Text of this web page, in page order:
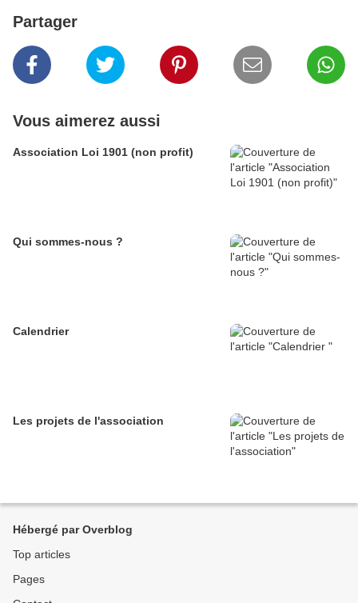
Partager
Vous aimerez aussi
Association Loi 1901 (non profit)
Qui sommes-nous ?
Calendrier
Les projets de l'association
Hébergé par Overblog
Top articles
Pages